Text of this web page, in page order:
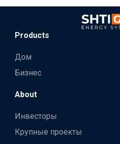
Products
Дом
Бизнес
About
Инвесторы
Крупные проекты